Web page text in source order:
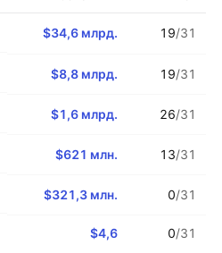
$34,6 млрд. 19/31
$8,8 млрд. 19/31
$1,6 млрд. 26/31
$621 млн. 13/31
$321,3 млн. 0/31
$4,6 0/31